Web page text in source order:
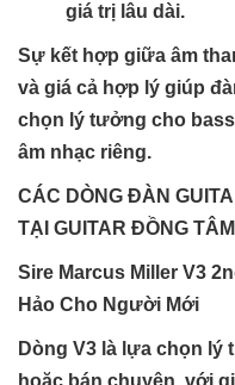
giá trị lâu dài.
Sự kết hợp giữa âm
và giá cả hợp lý giúp
chọn lý tưởng cho
âm nhạc riêng.
CÁC DÒNG ĐÀN
TẠI GUITAR ĐỒNG TÂM
Sire Marcus Miller V3
Hảo Cho Người Mới
Dòng V3 là lựa chọn
hoặc bán chuyên, với